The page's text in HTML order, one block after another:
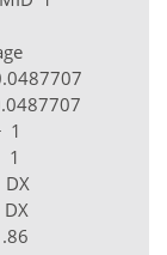
1
1